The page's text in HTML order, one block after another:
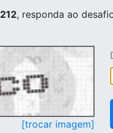
, responda ao
[trocar imagem]